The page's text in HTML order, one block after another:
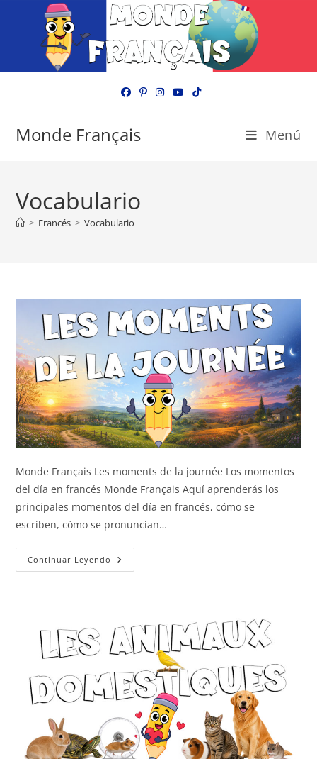
Monde Français Menú
Vocabulario
> Francés > Vocabulario
Monde Français Les moments de la journée Los momentos
del día en francés Monde Français Aquí aprenderás los
principales momentos del día en francés, cómo se
escriben, cómo se pronuncian…
Continuar Leyendo Los
Momentos